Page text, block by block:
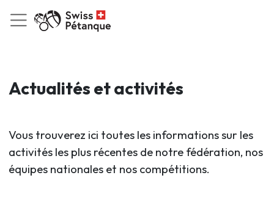
Actualités et activités
Vous trouverez ici toutes les informations sur les
activités les plus récentes de notre fédération, nos
équipes nationales et nos compétitions.